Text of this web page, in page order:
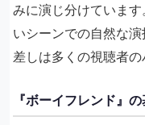
みに演じ分けています
いシーンでの自然な
差しは多くの視聴者の
『ボーイフレンド』